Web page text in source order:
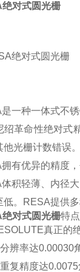
绝对式圆光栅
一种一体式不
绍革命性绝对式
他光栅计数错误。
有优异的精度
体积轻薄、内径
低。RESA提供
绝对式圆光栅特点
真正的
辨率达0.00030
复精度达